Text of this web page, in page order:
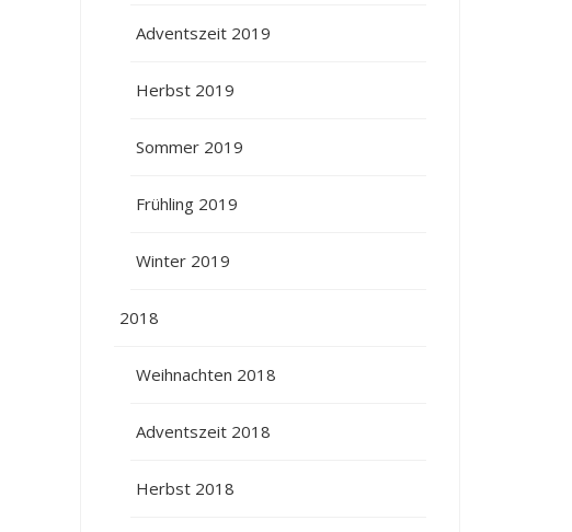
Adventszeit 2019
Herbst 2019
Sommer 2019
Frühling 2019
Winter 2019
2018
Weihnachten 2018
Adventszeit 2018
Herbst 2018